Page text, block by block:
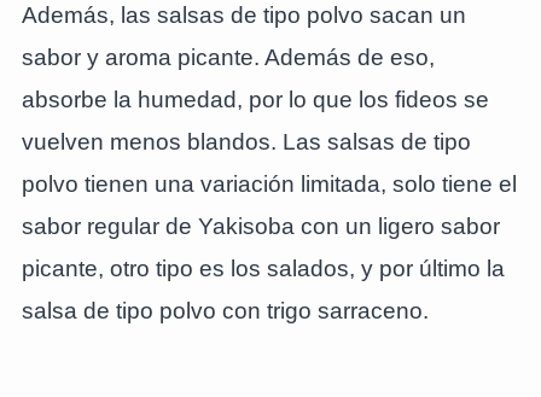
Además, las salsas de tipo polvo sacan un
sabor y aroma picante. Además de eso,
absorbe la humedad, por lo que los fideos se
vuelven menos blandos. Las salsas de tipo
polvo tienen una variación limitada, solo tiene el
sabor regular de Yakisoba con un ligero sabor
picante, otro tipo es los salados, y por último la
salsa de tipo polvo con trigo sarraceno.